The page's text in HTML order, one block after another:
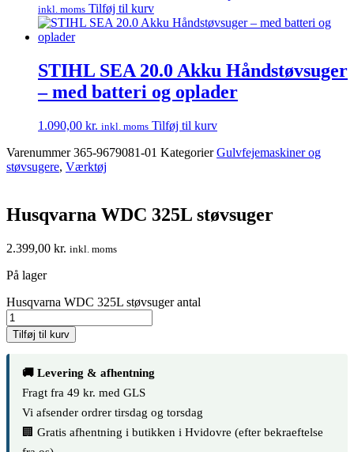
inkl. moms Tilføj til kurv
STIHL SEA 20.0 Akku Håndstøvsuger
– med batteri og oplader
1.090,00 kr. inkl. moms Tilføj til kurv
Varenummer365-9679081-01 Kategorier Gulvfejemaskiner og
støvsugere, Værktøj
Husqvarna WDC 325L støvsuger
2.399,00 kr. inkl. moms
På lager
Husqvarna WDC 325L støvsuger antal
Tilføj til kurv
🚚 Levering & afhentning
Fragt fra 49 kr. med GLS
Vi afsender ordrer tirsdag og torsdag
🏢 Gratis afhentning i butikken i Hvidovre (efter bekraeftelse